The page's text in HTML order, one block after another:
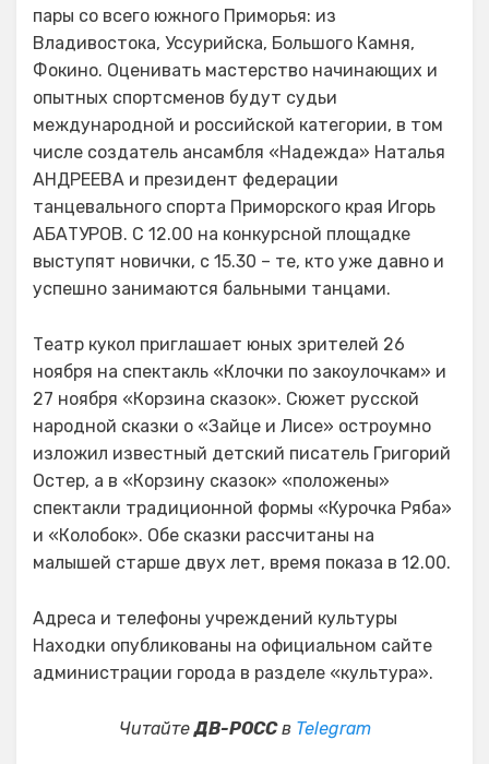
пары со всего южного Приморья: из
Владивостока, Уссурийска, Большого Камня,
Фокино. Оценивать мастерство начинающих и
опытных спортсменов будут судьи
международной и российской категории, в том
числе создатель ансамбля «Надежда» Наталья
АНДРЕЕВА и президент федерации
танцевального спорта Приморского края Игорь
АБАТУРОВ. С 12.00 на конкурсной площадке
выступят новички, с 15.30 – те, кто уже давно и
успешно занимаются бальными танцами.
Театр кукол приглашает юных зрителей 26
ноября на спектакль «Клочки по закоулочкам» и
27 ноября «Корзина сказок». Сюжет русской
народной сказки о «Зайце и Лисе» остроумно
изложил известный детский писатель Григорий
Остер, а в «Корзину сказок» «положены»
спектакли традиционной формы «Курочка Ряба»
и «Колобок». Обе сказки рассчитаны на
малышей старше двух лет, время показа в 12.00.
Адреса и телефоны учреждений культуры
Находки опубликованы на официальном сайте
администрации города в разделе «культура».
ЧитайтеДВ-РОССв Telegram